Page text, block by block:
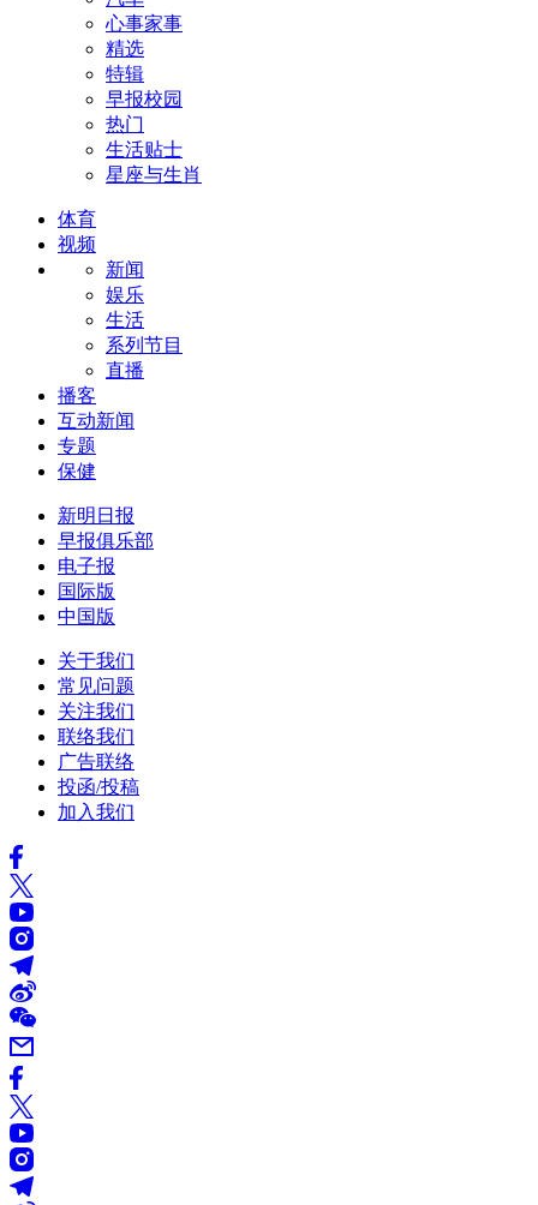
心事家事
精选
特辑
早报校园
热门
生活贴士
星座与生肖
体育
视频
新闻
娱乐
生活
系列节目
直播
播客
互动新闻
专题
保健
新明日报
早报俱乐部
电子报
国际版
中国版
关于我们
常见问题
关注我们
联络我们
广告联络
投函/投稿
加入我们